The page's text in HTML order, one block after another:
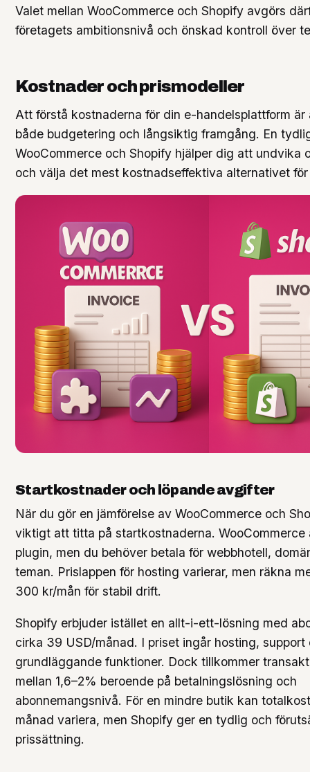
Valet mellan WooCommerce och Shopify avgörs
företagets ambitionsnivå och önskad kontroll över
Kostnader och prismodeller
Att förstå kostnaderna för din e-handelsplattform är
både budgetering och långsiktig framgång. En
WooCommerce och Shopify hjälper dig att undvika
och välja det mest kostnadseffektiva alternativet
Startkostnader och löpande avgifter
När du gör en jämförelse av WooCommerce och
viktigt att titta på startkostnaderna. WooCommerce
plugin, men du behöver betala för webbhotell,
teman. Prislappen för hosting varierar, men räkna
300 kr/mån för stabil drift.
Shopify erbjuder istället en allt-i-ett-lösning med
cirka 39 USD/månad. I priset ingår hosting, support
grundläggande funktioner. Dock tillkommer
mellan 1,6–2% beroende på betalningslösning och
abonnemangsnivå. För en mindre butik kan
månad variera, men Shopify ger en tydlig och
prissättning.